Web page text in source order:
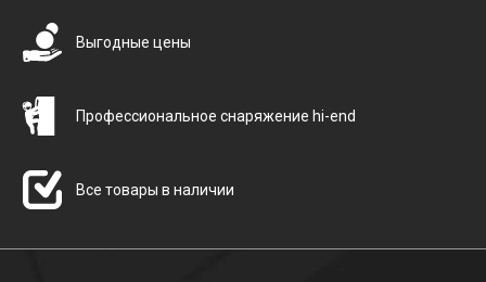
Выгодные цены
Профессиональное снаряжение hi-end
Все товары в наличии